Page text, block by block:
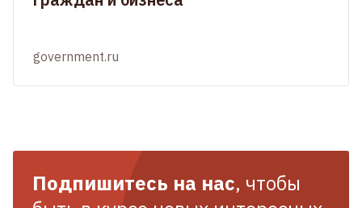
government.ru
Подпишитесь на нас, чтобы